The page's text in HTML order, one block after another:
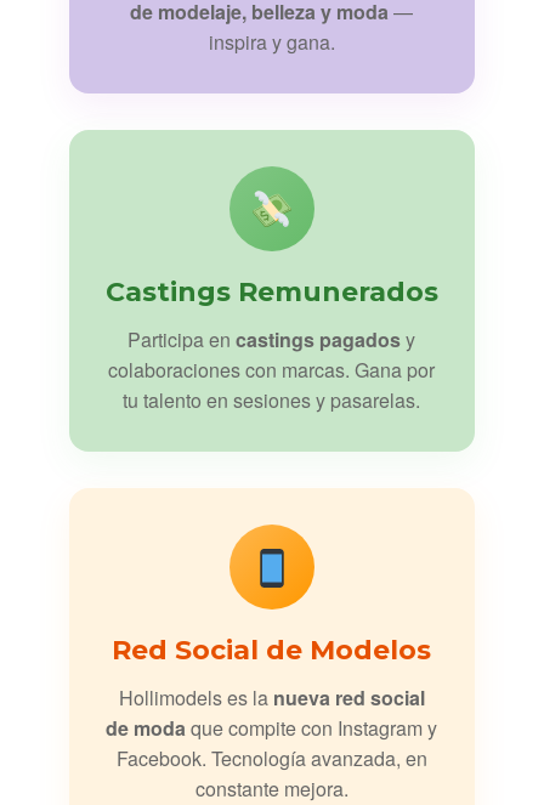
de modelaje, belleza y moda—
inspira y gana.
Castings Remunerados
Participa encastings pagadosy
colaboraciones con marcas. Gana por
tu talento en sesiones y pasarelas.
Red Social de Modelos
Hollimodels es la nueva red social
de modaque compite con Instagram y
Facebook. Tecnología avanzada, en
constante mejora.